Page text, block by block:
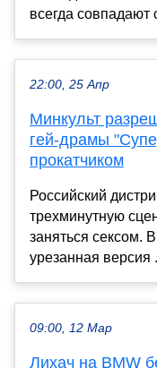
всегда совпадают
22:00, 25 Апр
Минкульт
гей-драмы
прокатчиком
Российский
трехминутную
заняться сексом.
урезанная версия
09:00, 12 Мар
Лихач на BMW